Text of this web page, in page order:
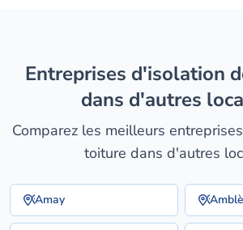
entreprises d'isolation de la toiture
dans d'autres
Comparez les meilleurs
toiture dans d'autres
Amay